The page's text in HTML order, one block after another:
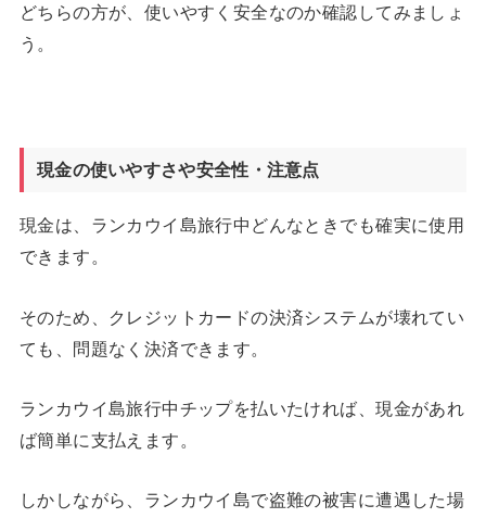
どちらの方が、使いやすく安全なのか確認してみましょ
う。
現金の使いやすさや安全性・注意点
現金は、ランカウイ島旅行中どんなときでも確実に使用
できます。
そのため、クレジットカードの決済システムが壊れてい
ても、問題なく決済できます。
ランカウイ島旅行中チップを払いたければ、現金があれ
ば簡単に支払えます。
しかしながら、ランカウイ島で盗難の被害に遭遇した場